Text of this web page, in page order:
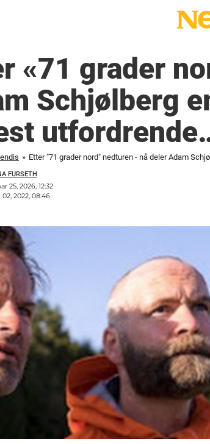
«71 grader
Schjølberg
» Etter "71 grader nord" nedturen - nå deler Adam
FURSETH
25, 2026, 12:32
02, 2022, 08:46